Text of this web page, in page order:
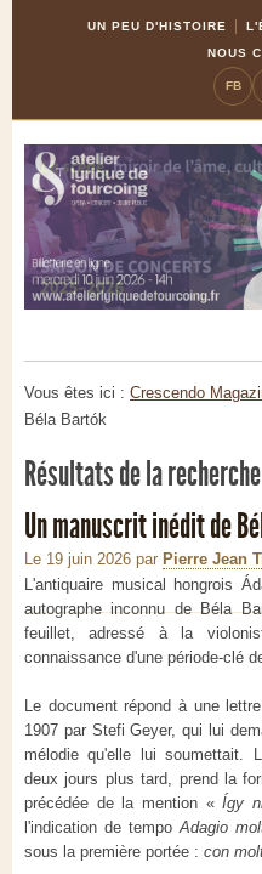
UN PEU D'HISTOIRE
NOUS
FB
Vous êtes ici : Crescendo
Béla Bartók
Résultats de la
Un manuscrit inédit de
Le 19 juin 2026 par Pierre Jean
L'antiquaire musical hongrois
autographe inconnu de Béla
feuillet, adressé à la
connaissance d'une période-clé
Le document répond à une
1907 par Stefi Geyer, qui lui
mélodie qu'elle lui soumettait.
deux jours plus tard, prend la
précédée de la mention «Így
l'indication de tempoAdagio
sous la première portée : con